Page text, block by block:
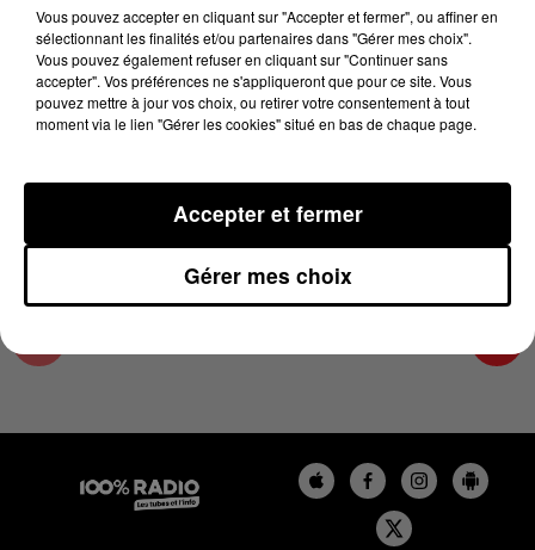
2 février 2024 - 1 min 14 sec
L'AGENDA DE L'ARIEGE DU 02/02/2024 À
07H50
L'agenda de l'Ariege
Vous pouvez accepter en cliquant sur "Accepter et fermer", ou affiner en
sélectionnant les finalités et/ou partenaires dans "Gérer mes choix".
Vous pouvez également refuser en cliquant sur "Continuer sans
accepter". Vos préférences ne s'appliqueront que pour ce site. Vous
pouvez mettre à jour vos choix, ou retirer votre consentement à tout
moment via le lien "Gérer les cookies" situé en bas de chaque page.
Gérer mes choix
Accepter et fermer